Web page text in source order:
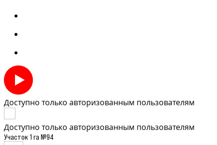
Доступно только авторизованным пользователям
Доступно только авторизованным пользователям
Участок 1 га №94